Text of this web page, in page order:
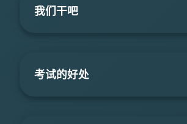
我们干吧
考试的好处